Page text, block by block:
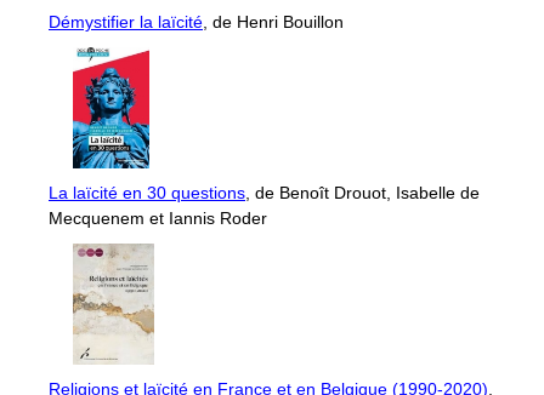
Démystifier la laïcité , de Henri Bouillon
La laïcité en 30 questions , de Benoît Drouot, Isabelle de
Mecquenem et Iannis Roder
Religions et laïcité en France et en Belgique (1990-2020)